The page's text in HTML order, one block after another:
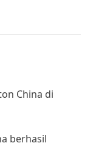
China di
berhasil